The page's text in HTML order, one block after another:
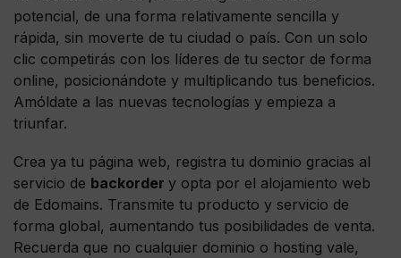
potencial, de una forma relativamente sencilla y
rápida, sin moverte de tu ciudad o país. Con un solo
clic competirás con los líderes de tu sector de forma
online, posicionándote y multiplicando tus beneficios.
Amóldate a las nuevas tecnologías y empieza a
triunfar.
Crea ya tu página web, registra tu dominio gracias al
servicio de backorder y opta por el alojamiento web
de Edomains. Transmite tu producto y servicio de
forma global, aumentando tus posibilidades de venta.
Recuerda que no cualquier dominio o hosting vale,